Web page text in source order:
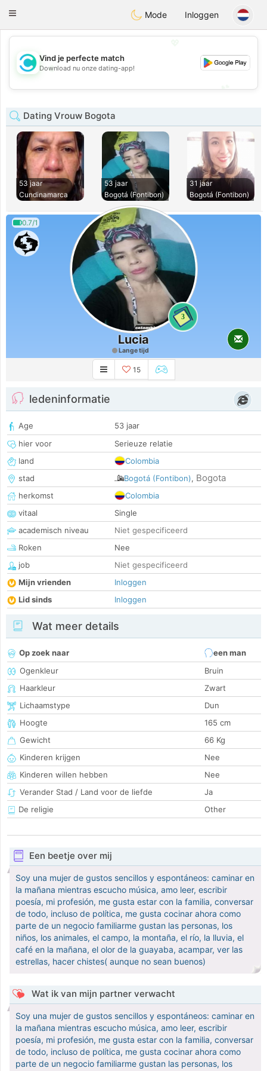
olombiaCitas
Toggle
Mode Inloggen
💖
💕
Vind je perfecte match
Download nu onze dating-app!
Dating Vrouw Bogota
53 jaar
Cundinamarca
53 jaar
Bogotá (Fontibon)
31 jaar
Bogotá (Fontibon)
0.7/1
3
Lucia
Lange tijd
15
ledeninformatie
Age
53 jaar
hier voor
Serieuze relatie
land
Colombia
stad
Bogotá (Fontibon), Bogota
herkomst
Colombia
vitaal
Single
academisch niveau
Niet gespecificeerd
Roken
Nee
job
Niet gespecificeerd
Mijn vrienden
Inloggen
Lid sinds
Inloggen
Wat meer details
Op zoek naar
een man
Ogenkleur
Bruin
Haarkleur
Zwart
Lichaamstype
Dun
Hoogte
165 cm
Gewicht
66 Kg
Kinderen krijgen
Nee
Kinderen willen hebben
Nee
Verander Stad / Land voor de liefde
Ja
De religie
Other
Een beetje over mij
Soy una mujer de gustos sencillos y espontáneos: caminar en
la mañana mientras escucho música, amo leer, escribir
poesía, mi profesión, me gusta estar con la familia, conversar
de todo, incluso de política, me gusta cocinar ahora como
parte de un negocio familiarme gustan las personas, los
niños, los animales, el campo, la montaña, el río, la lluvia, el
café en la mañana, el olor de la guayaba, acampar, ver las
estrellas, hacer chistes( aunque no sean buenos)
Wat ik van mijn partner verwacht
Soy una mujer de gustos sencillos y espontáneos: caminar en
la mañana mientras escucho música, amo leer, escribir
poesía, mi profesión, me gusta estar con la familia, conversar
de todo, incluso de política, me gusta cocinar ahora como
parte de un negocio familiarme gustan las personas, los